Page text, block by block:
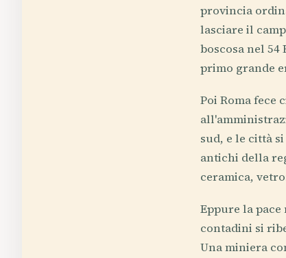
provincia
lasciare il
boscosa nel
primo grande
Poi Roma fece
sud, e le città
antichi della
ceramica,
Eppure la
contadini si
Una miniera